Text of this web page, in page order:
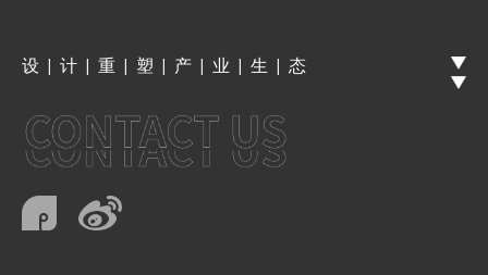
设 | 计 | 重 | 塑 | 产 | 业 | 生 | 态